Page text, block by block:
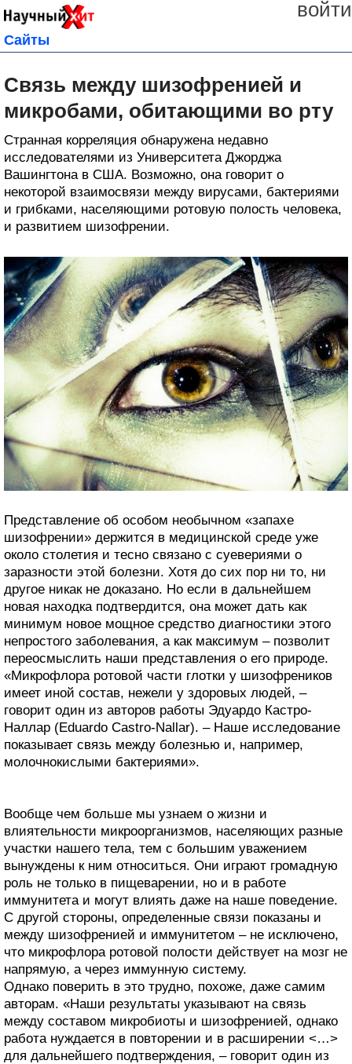
войти
Сайты
Связь между шизофренией и
микробами, обитающими во рту
Странная корреляция обнаружена недавно
исследователями из Университета Джорджа
Вашингтона в США. Возможно, она говорит о
некоторой взаимосвязи между вирусами, бактериями
и грибками, населяющими ротовую полость человека,
и развитием шизофрении.
Представление об особом необычном «запахе
шизофрении» держится в медицинской среде уже
около столетия и тесно связано с суевериями о
заразности этой болезни. Хотя до сих пор ни то, ни
другое никак не доказано. Но если в дальнейшем
новая находка подтвердится, она может дать как
минимум новое мощное средство диагностики этого
непростого заболевания, а как максимум – позволит
переосмыслить наши представления о его природе.
«Микрофлора ротовой части глотки у шизофреников
имеет иной состав, нежели у здоровых людей, –
говорит один из авторов работы Эдуардо Кастро-
Наллар (Eduardo Castro-Nallar). – Наше исследование
показывает связь между болезнью и, например,
молочнокислыми бактериями».
Вообще чем больше мы узнаем о жизни и
влиятельности микроорганизмов, населяющих разные
участки нашего тела, тем с большим уважением
вынуждены к ним относиться. Они играют громадную
роль не только в пищеварении, но и в работе
иммунитета и могут влиять даже на наше поведение.
С другой стороны, определенные связи показаны и
между шизофренией и иммунитетом – не исключено,
что микрофлора ротовой полости действует на мозг не
напрямую, а через иммунную систему.
Однако поверить в это трудно, похоже, даже самим
авторам. «Наши результаты указывают на связь
между составом микробиоты и шизофренией, однако
работа нуждается в повторении и в расширении <…>
для дальнейшего подтверждения, – говорит один из